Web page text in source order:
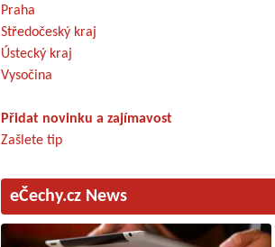
Praha
Středočeský kraj
Ústecký kraj
Vysočina
Přidat novinku a zajímavost
Zašlete tip
eČechy.cz News